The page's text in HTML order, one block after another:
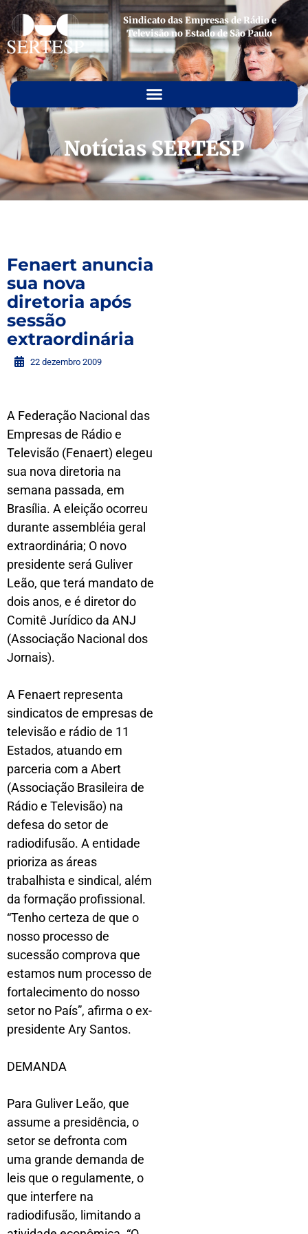
Sindicato das Empresas de Rádio e
Televisão no Estado de São Paulo
Notícias SERTESP
Fenaert anuncia
sua nova
diretoria após
sessão
extraordinária
22 dezembro 2009
A Federação Nacional das
Empresas de Rádio e
Televisão (Fenaert) elegeu
sua nova diretoria na
semana passada, em
Brasília. A eleição ocorreu
durante assembléia geral
extraordinária; O novo
presidente será Guliver
Leão, que terá mandato de
dois anos, e é diretor do
Comitê Jurídico da ANJ
(Associação Nacional dos
Jornais).
A Fenaert representa
sindicatos de empresas de
televisão e rádio de 11
Estados, atuando em
parceria com a Abert
(Associação Brasileira de
Rádio e Televisão) na
defesa do setor de
radiodifusão. A entidade
prioriza as áreas
trabalhista e sindical, além
da formação profissional.
“Tenho certeza de que o
nosso processo de
sucessão comprova que
estamos num processo de
fortalecimento do nosso
setor no País”, afirma o ex-
presidente Ary Santos.
DEMANDA
Para Guliver Leão, que
assume a presidência, o
setor se defronta com
uma grande demanda de
leis que o regulamente, o
que interfere na
radiodifusão, limitando a